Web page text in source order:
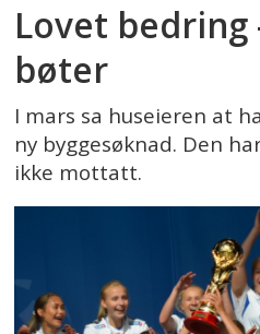
Lovet bedring
bøter
I mars sa huseieren at
ny byggesøknad. Den
ikke mottatt.